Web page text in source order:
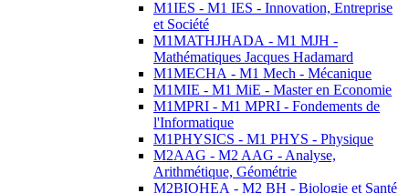
M1IES - M1 IES - Innovation, Entreprise
et Société
M1MATHJHADA - M1 MJH -
Mathématiques Jacques Hadamard
M1MECHA - M1 Mech - Mécanique
M1MIE - M1 MiE - Master en Economie
M1MPRI - M1 MPRI - Fondements de
l'Informatique
M1PHYSICS - M1 PHYS - Physique
M2AAG - M2 AAG - Analyse,
Arithmétique, Géométrie
M2BIOHEA - M2 BH - Biologie et Santé